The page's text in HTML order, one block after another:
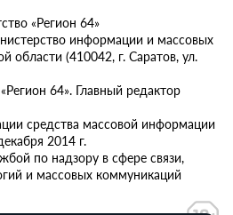
«Регион 64»
информации и массовых
области (410042, г. Саратов, ул.
64». Главный редактор
средства массовой информации
2014 г.
по надзору в сфере связи,
и массовых коммуникаций